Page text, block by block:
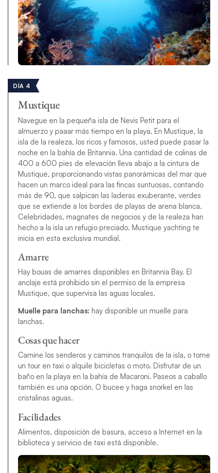
DÍA 4
Mustique
Navegue en la pequeña isla de Nevis Petit para el
almuerzo y paaar más tiempo en la playa. En Mustique, la
isla de la realeza, los ricos y famosos, usted puede pasar la
noche en la bahía de Britannia. Una cantidad de colinas de
400 a 600 pies de elevación lleva abajo a la cintura de
Mustique, proporcionando vistas panorámicas del mar que
hacen un marco ideal para las fincas suntuosas, contando
más de 90, que salpican las laderas exuberante, verdes
que se extiende a los bordes de playas de arena blanca.
Celebridades, magnates de negocios y de la realeza han
hecho a la isla un refugio preciado. Mustique yachting te
inicia en esta exclusiva mundial.
Amarre
Hay bouas de amarres disponibles en Britannia Bay. El
anclaje está prohibido sin el permiso de la empresa
Mustique, que supervisa las aguas locales.
Muelle para lanchas: hay disponible un muelle para
lanchas.
Cosas que hacer
Camine los senderos y caminos tranquilos de la isla, o tome
un tour en taxi o alquile bicicletas o moto. Disfrutar de un
baño en la playa en la bahía de Macaroni. Paseos a caballo
también es una opción. O bucee y haga snorkel en las
cristalinas aguas.
Facilidades
Alimentos, disposición de basura, acceso a Internet en la
biblioteca y servicio de taxi está disponible.